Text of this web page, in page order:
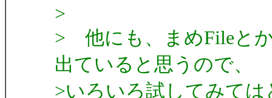
>
> 他にも、まめFileと
出ていると思うので、
>いろいろ試してみて